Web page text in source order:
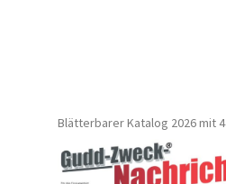
Blätterbarer Katalog 2026 mit